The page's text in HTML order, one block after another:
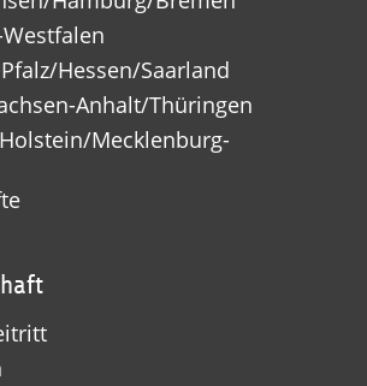
Hessen/Saarland
Anhalt/Thüringen
Mecklenburg-